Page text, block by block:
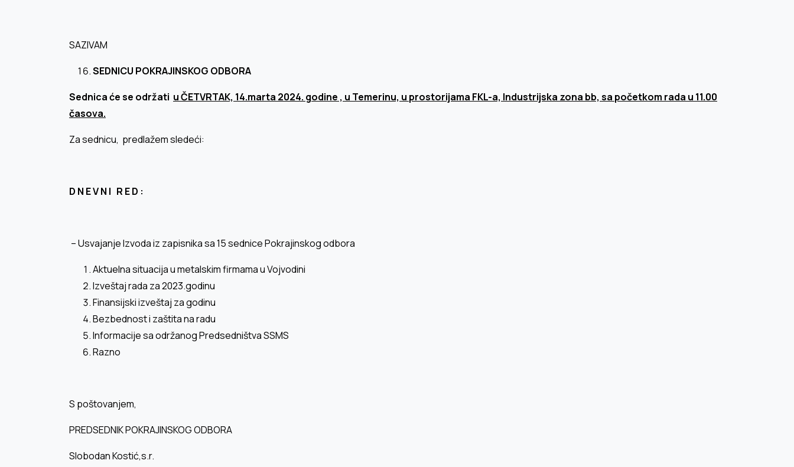
SAZIVAM
SEDNICU POKRAJINSKOG ODBORA
Sednica će se održati u ČETVRTAK, 14.marta 2024. godine , u Temerinu, u prostorijama FKL-a, Industrijska zona bb, sa početkom rada u 11.00
časova.
Za sednicu, predlažem sledeći:
D N E V N I R E D :
– Usvajanje Izvoda iz zapisnika sa 15 sednice Pokrajinskog odbora
Aktuelna situacija u metalskim firmama u Vojvodini
Izveštaj rada za 2023.godinu
Finansijski izveštaj za godinu
Bezbednost i zaštita na radu
Informacije sa održanog Predsedništva SSMS
Razno
S poštovanjem,
PREDSEDNIK POKRAJINSKOG ODBORA
Slobodan Kostić,s.r.